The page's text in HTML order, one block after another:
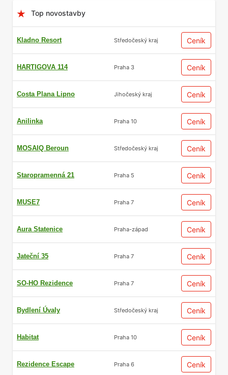
Top novostavby
Kladno Resort Středočeský kraj Ceník
HARTIGOVA 114 Praha 3 Ceník
Costa Plana Lipno Jihočeský kraj Ceník
Anilinka Praha 10 Ceník
MOSAIQ Beroun Středočeský kraj Ceník
Staropramenná 21 Praha 5 Ceník
MUSE7 Praha 7 Ceník
Aura Statenice Praha-západ Ceník
Jateční 35 Praha 7 Ceník
SO-HO Rezidence Praha 7 Ceník
Bydlení Úvaly Středočeský kraj Ceník
Habitat Praha 10 Ceník
Rezidence Escape Praha 6 Ceník